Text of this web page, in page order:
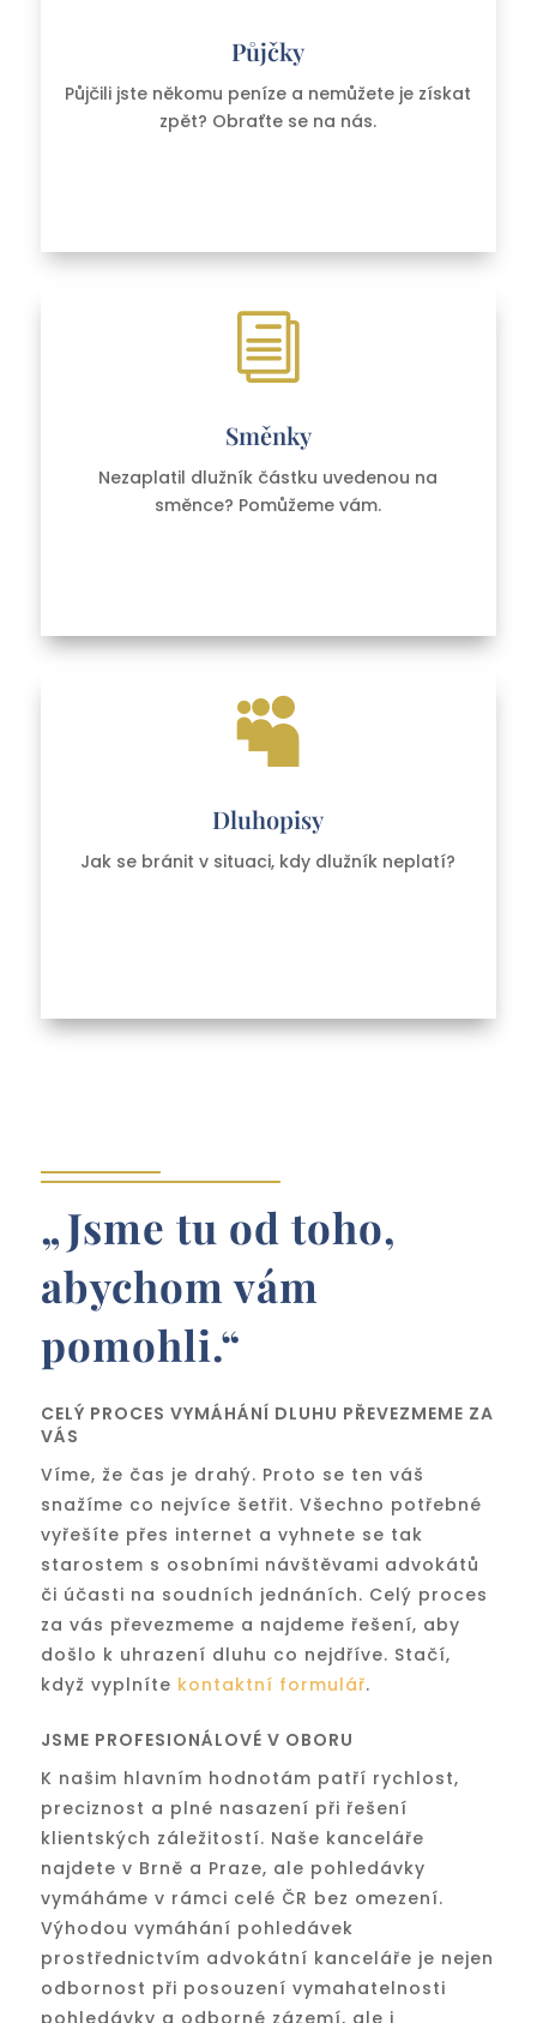
Půjčky
Půjčili jste někomu peníze a nemůžete je získat
zpět? Obraťte se na nás.
i
Směnky
Nezaplatil dlužník částku uvedenou na
směnce? Pomůžeme vám.

Dluhopisy
Jak se bránit v situaci, kdy dlužník neplatí?
„Jsme tu od toho,
abychom vám
pomohli.“
CELÝ PROCES VYMÁHÁNÍ DLUHU PŘEVEZMEME ZA
VÁS
Víme, že čas je drahý. Proto se ten váš
snažíme co nejvíce šetřit. Všechno potřebné
vyřešíte přes internet a vyhnete se tak
starostem s osobními návštěvami advokátů
či účasti na soudních jednáních. Celý proces
za vás převezmeme a najdeme řešení, aby
došlo k uhrazení dluhu co nejdříve. Stačí,
když vyplníte kontaktní formulář.
JSME PROFESIONÁLOVÉ V OBORU
K našim hlavním hodnotám patří rychlost,
preciznost a plné nasazení při řešení
klientských záležitostí. Naše kanceláře
najdete v Brně a Praze, ale pohledávky
vymáháme v rámci celé ČR bez omezení.
Výhodou vymáhání pohledávek
prostřednictvím advokátní kanceláře je nejen
odbornost při posouzení vymahatelnosti
pohledávky a odborné zázemí, ale i